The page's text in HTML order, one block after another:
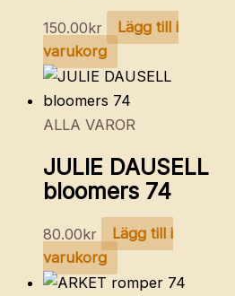
150.00kr
Lägg till i
varukorg
ALLA VAROR
JULIE DAUSELL
bloomers 74
80.00kr
Lägg till i
varukorg